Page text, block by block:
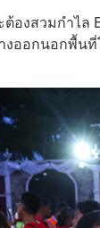
องสวมกำไล
งออกนอกพื้น